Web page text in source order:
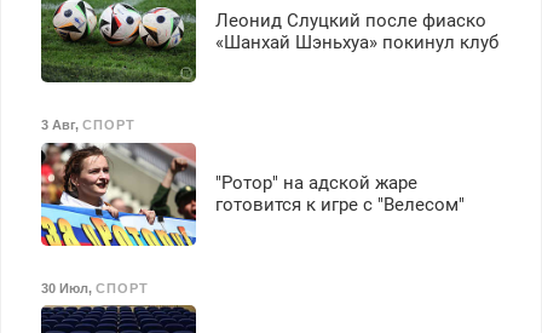
Леонид Слуцкий после фиаско
«Шанхай Шэньхуа» покинул клуб
3 Авг, СПОРТ
"Ротор" на адской жаре
готовится к игре с "Велесом"
30 Июл, СПОРТ